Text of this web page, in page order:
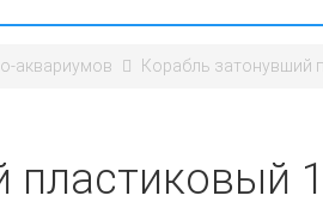
аквариумов Корабль затонувший
пластиковый